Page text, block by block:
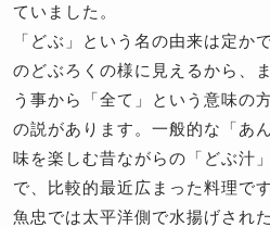
ていました。
「どぶ」という名の由来は定か
のどぶろくの様に見えるから、
う事から「全て」という意味の
の説があります。一般的な「あ
味を楽しむ昔ながらの「どぶ汁
で、比較的最近広まった料理です
魚忠では太平洋側で水揚げされ